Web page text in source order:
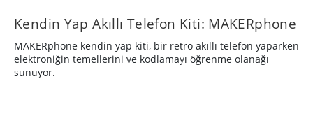
Kendin Yap Akıllı Telefon Kiti: MAKERphone
MAKERphone kendin yap kiti, bir retro akıllı telefon yaparken
elektroniğin temellerini ve kodlamayı öğrenme olanağı
sunuyor.